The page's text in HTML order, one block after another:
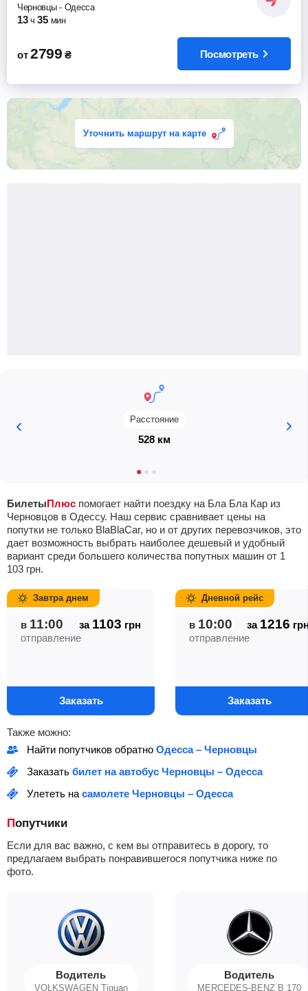
Черновцы- Одесса
13 ч 35 мин
от 2799 ₴ Посмотреть
Уточнить маршрут на карте
Расстояние
528 км
БилетыПлюс помогает найти поездку на Бла Бла Кар из
Черновцов в Одессу. Наш сервис сравнивает цены на
попутки не только BlaBlaCar, но и от других перевозчиков, это
дает возможность выбрать наиболее дешевый и удобный
вариант среди большего количества попутных машин от 1
103 грн.
в 11:00 за 1103 грн
отправление
Заказать
Завтра днем
в 10:00 за 1216
отправление
Заказать
Дневной рейс
Также можно:
Найти попутчиков обратно Одесса – Черновцы
Заказать билет на автобус Черновцы – Одесса
Улететь на самолете Черновцы – Одесса
Попутчики
Если для вас важно, с кем вы отправитесь в дорогу, то
предлагаем выбрать понравившегося попутчика ниже по
фото.
Водитель
VOLKSWAGEN Tiguan
Водитель
MERCEDES-BENZ B 170